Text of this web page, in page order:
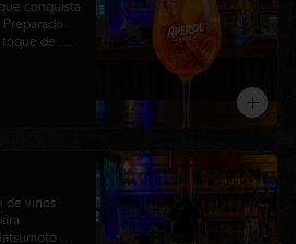
conquista
toque de
perfecto
o
de vinos